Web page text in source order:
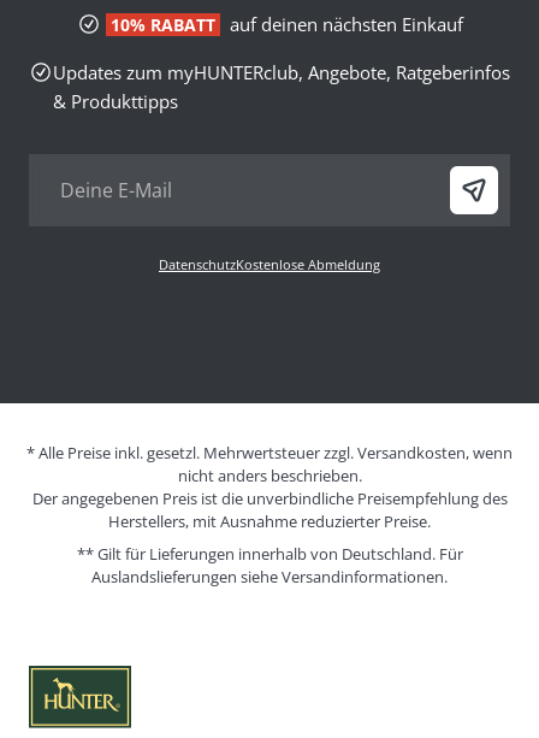
10% RABATT
auf deinen nächsten Einkauf
Updates zum myHUNTERclub, Angebote, Ratgeberinfos
& Produkttipps
DatenschutzKostenlose Abmeldung
* Alle Preise inkl. gesetzl. Mehrwertsteuer zzgl. Versandkosten, wenn
nicht anders beschrieben.
Der angegebenen Preis ist die unverbindliche Preisempfehlung des
Herstellers, mit Ausnahme reduzierter Preise.
** Gilt für Lieferungen innerhalb von Deutschland. Für
Auslandslieferungen sieheVersandinformationen.